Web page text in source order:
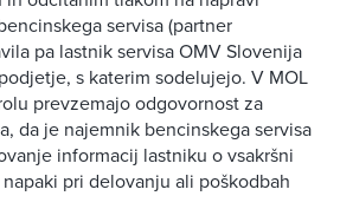
servisa (partner
pa lastnik servisa OMV Slovenija
s katerim sodelujejo. V MOL
prevzemajo odgovornost za
da je najemnik bencinskega servisa
informacij lastniku o vsakršni
pri delovanju ali poškodbah